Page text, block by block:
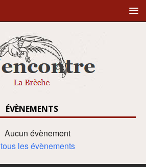
ÉVÈNEMENTS
Aucun évènement
tous les évènements